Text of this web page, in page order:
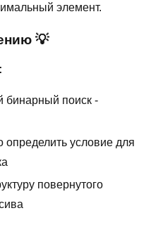
элемент.
💡
поиск -
определить условие для
повернутого